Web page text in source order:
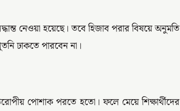
নেওয়া হয়েছে। তবে হিজাব পরার বিষয়ে অনুমতি
ঢাকতে পারবেন না।
পোশাক পরতে হতো। ফলে মেয়ে শিক্ষার্থীদের